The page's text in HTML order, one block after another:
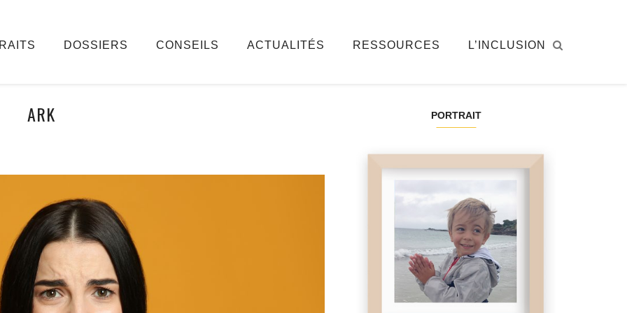
DOSSIERS CONSEILS ACTUALITÉS RESSOURCES L’INCLUSION
ARK PORTRAIT